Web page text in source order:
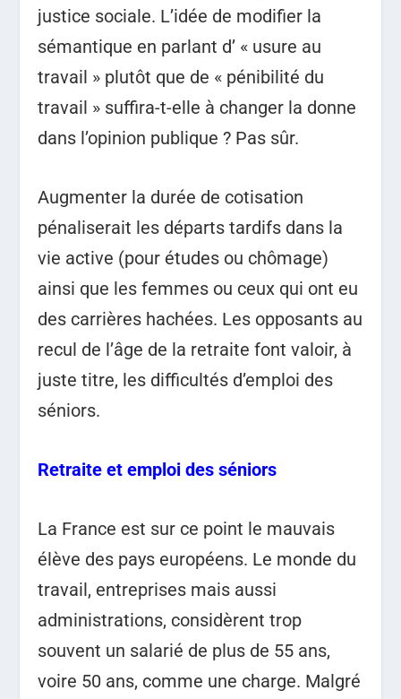
justice sociale. L’idée de modifier la
sémantique en parlant d’ « usure au
travail » plutôt que de « pénibilité du
travail » suffira-t-elle à changer la donne
dans l’opinion publique ? Pas sûr.
Augmenter la durée de cotisation
pénaliserait les départs tardifs dans la
vie active (pour études ou chômage)
ainsi que les femmes ou ceux qui ont eu
des carrières hachées. Les opposants au
recul de l’âge de la retraite font valoir, à
juste titre, les difficultés d’emploi des
séniors.
Retraite et emploi des séniors
La France est sur ce point le mauvais
élève des pays européens. Le monde du
travail, entreprises mais aussi
administrations, considèrent trop
souvent un salarié de plus de 55 ans,
voire 50 ans, comme une charge. Malgré